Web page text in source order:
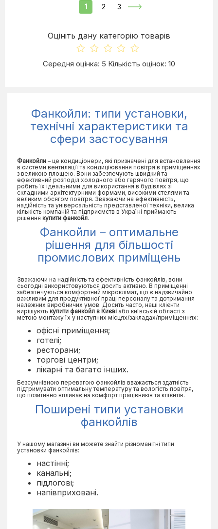
1 2 3
Оцініть дану категорію товарів
Середня оцінка: 5 Кількість оцінок: 10
Фанкойли: типи установки,
технічні характеристики та
сфери застосування
Фанкойли – це кондиціонери, які призначені для встановлення
в системи вентиляції та кондиціювання повітря в приміщеннях
з великою площею. Вони забезпечують швидкий та
ефективний розподіл холодного або гарячого повітря, що
робить їх ідеальними для використання в будівлях зі
складними архітектурними формами, високими стелями та
великим обсягом повітря. Зважаючи на ефективність,
надійність та універсальність представленої техніки, велика
кількість компаній та підприємств в Україні приймають
рішення купити фанкойл.
Фанкойли – оптимальне
рішення для більшості
промислових приміщень
Зважаючи на надійність та ефективність фанкойлів, вони
сьогодні використовуються досить активно. В приміщенні
забезпечується комфортний мікроклімат, що є надзвичайно
важливим для продуктивної праці персоналу та дотримання
належних виробничих умов. Досить часто, наші клієнти
вирішують купити фанкойл в Києві або київській області з
метою монтажу їх у наступних місцях/закладах/приміщеннях:
офісні приміщення;
готелі;
ресторани;
торгові центри;
лікарні та багато інших.
Безсумнівною перевагою фанкойлів вважається здатність
підтримувати оптимальну температуру та вологість повітря,
що позитивно впливає на комфорт працівників та клієнтів.
Поширені типи установки
фанкойлів
У нашому магазині ви можете знайти різноманітні типи
установки фанкойлів:
настінні;
канальні;
підлогові;
напівприховані.